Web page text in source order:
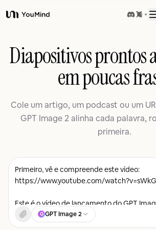
YouMind
Visão geral
Casos de uso
Preços
Transferir
Diapositivos prontos
em poucas
Cole um artigo, um podcast ou um
GPT Image 2 alinha cada palavra,
primeira.
G GPT Image 2